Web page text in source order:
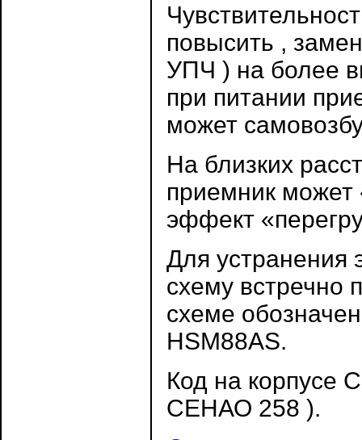
повысить ,
УПЧ ) на более
при питании
может
На близких
приемник может
эффект
Для устранения
схему встречно
схеме
HSM88AS.
Код на корпусе
СЕНАО 258 ).